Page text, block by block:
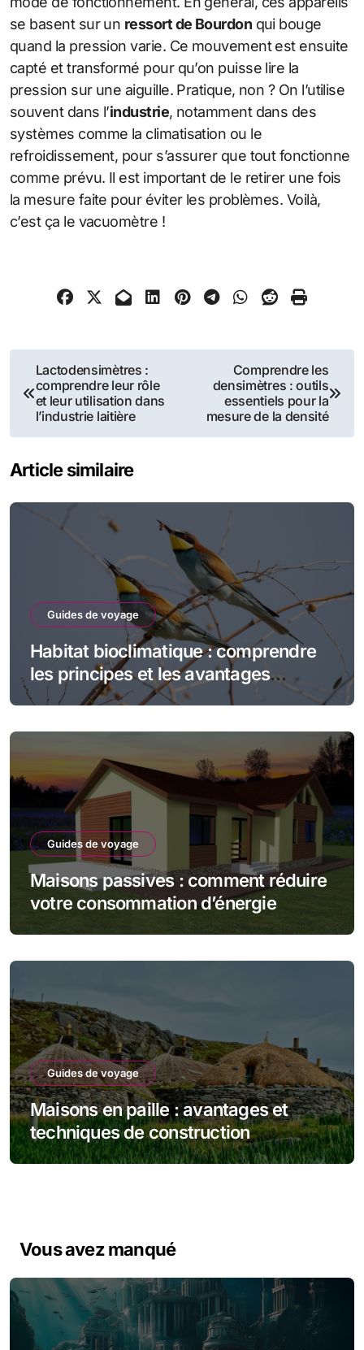
se basent sur un ressort de Bourdon qui bouge
quand la pression varie. Ce mouvement est ensuite
capté et transformé pour qu’on puisse lire la
pression sur une aiguille. Pratique, non ? On l’utilise
souvent dans l’industrie, notamment dans des
systèmes comme la climatisation ou le
refroidissement, pour s’assurer que tout fonctionne
comme prévu. Il est important de le retirer une fois
la mesure faite pour éviter les problèmes. Voilà,
c’est ça le vacuomètre !
Navigation
de
l’article
Lactodensimètres :
comprendre leur rôle
et leur utilisation dans
l’industrie laitière
Comprendre les
densimètres : outils
essentiels pour la
mesure de la densité
Article similaire
Guides de voyage
Habitat bioclimatique : comprendre
les principes et les avantages
écologiques
Guides de voyage
Maisons passives : comment réduire
votre consommation d’énergie
Guides de voyage
Maisons en paille : avantages et
techniques de construction
Vous avez manqué